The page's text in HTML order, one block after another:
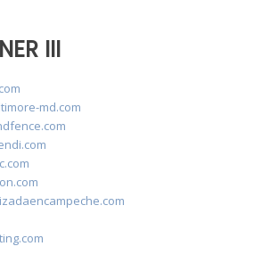
III
md.com